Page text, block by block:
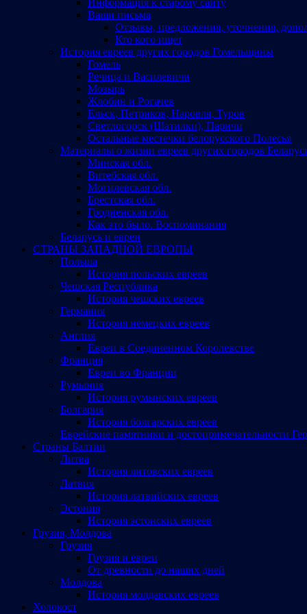
Ваши письма
Отзывы, предложения, уточнения,
Кто кого ищет
История евреев других городов Гомельщины
Гомель
Речица и Василевичи
Мозырь
Жлобин и Рогачев
Ельск, Петриков, Наровля, Туров
Светлогорск (Шатилки), Паричи
Остальные местечки белорусского Полесья
Материалы о жизни евреев других городов
Минская обл.
Витебская обл.
Могилевская обл.
Брестская обл.
Гродненская обл.
Как это было. Воспоминания
Беларусь и евреи
СТРАНЫ ЗАПАДНОЙ ЕВРОПЫ
Польша
История польских евреев
Чешская Республика
История чешских евреев
Германия
История немецких евреев
Англия
Евреи в Соединенном Королевстве
Франция
Евреи во Франции
Румыния
История румынских евреев
Болгария
История болгарских евреев
Еврейские памятники и достопримечательности
Страны Балтии
Литва
История литовских евреев
Латвия
История латвийских евреев
Эстония
История эстонских евреев
Грузия, Молдова
Грузия
Грузия и евреи
От древности до наших дней
Молдова
История молдавских евреев
Холокост